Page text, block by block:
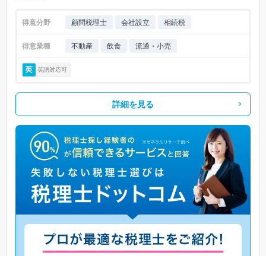
得意分野 顧問税理士 会社設立 相続税
得意業種 不動産 飲食 流通・小売
英語対応可
詳細を見る